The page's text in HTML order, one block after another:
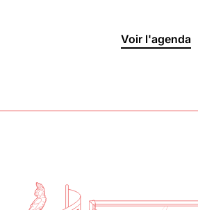
Lun, Mar, Mer : Fermé
Voir l'agenda